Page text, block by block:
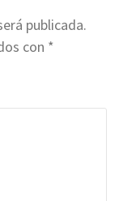
publicada.
con *